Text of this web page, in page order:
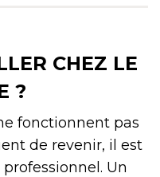
CHEZ LE
?
fonctionnent pas
de revenir, il est
Un